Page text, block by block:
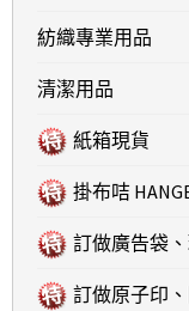
紡織專業用品
清潔用品
紙箱現貨
掛布咭
訂做廣告袋
訂做原子印